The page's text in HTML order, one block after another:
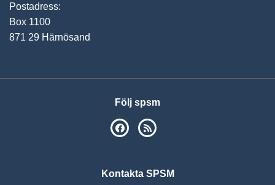
Postadress:
Box 1100
871 29 Härnösand
Följ spsm
SPSM på Facebook
Kontakta SPSM